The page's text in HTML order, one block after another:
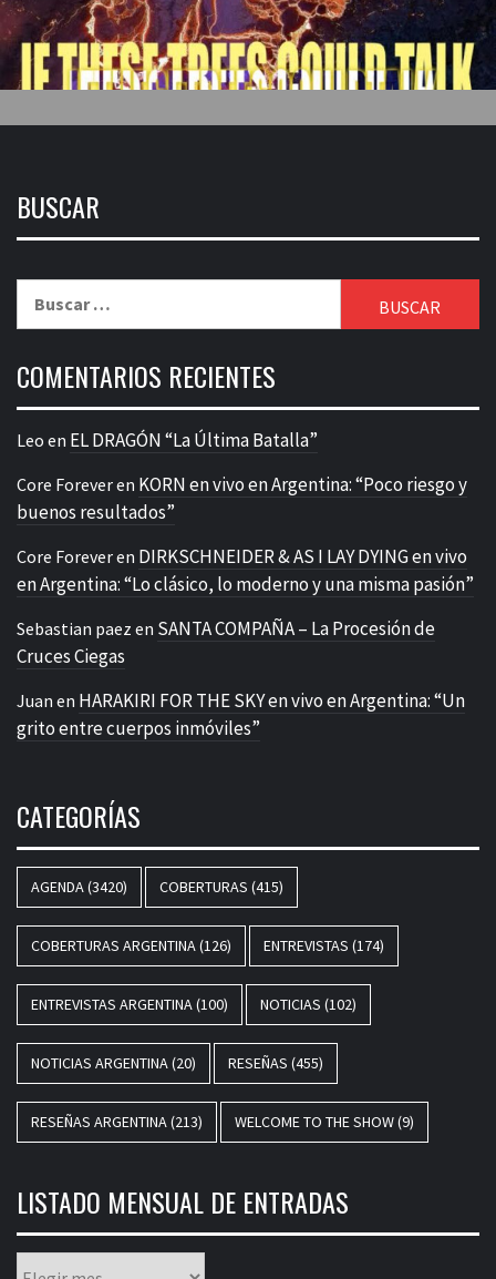
BUSCAR
COMENTARIOS RECIENTES
Leo en EL DRAGÓN “La Última Batalla”
Core Foreveren KORN en vivo en Argentina: “Poco riesgo y
buenos resultados”
Core Foreveren DIRKSCHNEIDER & AS I LAY DYING en vivo
en Argentina: “Lo clásico, lo moderno y una misma pasión”
Sebastian paez en SANTA COMPAÑA – La Procesión de
Cruces Ciegas
Juan en HARAKIRI FOR THE SKY en vivo en Argentina: “Un
grito entre cuerpos inmóviles”
CATEGORÍAS
AGENDA(3420) COBERTURAS (415)
COBERTURAS ARGENTINA(126) ENTREVISTAS (174)
ENTREVISTAS ARGENTINA(100) NOTICIAS (102)
NOTICIAS ARGENTINA(20) RESEÑAS (455)
RESEÑAS ARGENTINA(213) WELCOME TO THE SHOW(9)
LISTADO MENSUAL DE ENTRADAS